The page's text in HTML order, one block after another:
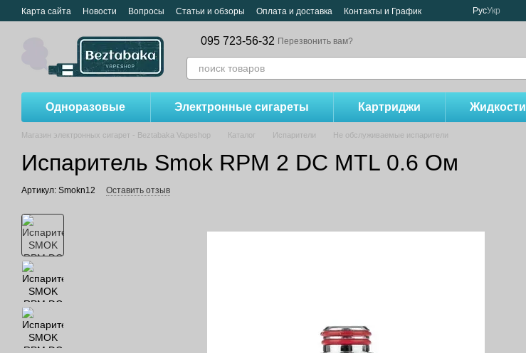
Перейти к основному контенту
Карта сайта Новости Вопросы Статьи и обзоры Оплата и доставка Контакты и График РусУкр
095 723-56-32 Перезвонить вам?
Одноразовые Электронные сигареты Картриджи Жидкости
Магазин электронных сигарет - Beztabaka Vapeshop Каталог Испарители Не обслуживаемые испарители
Испаритель Smok RPM 2 DC MTL 0.6 Ом
Артикул: Smokn12 Оставить отзыв